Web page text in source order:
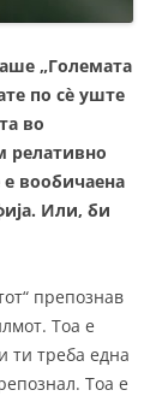
„Големата
по сè уште
во
релативно
е вообичаена
Или, би
препознав
Тоа е
ти треба една
Тоа е